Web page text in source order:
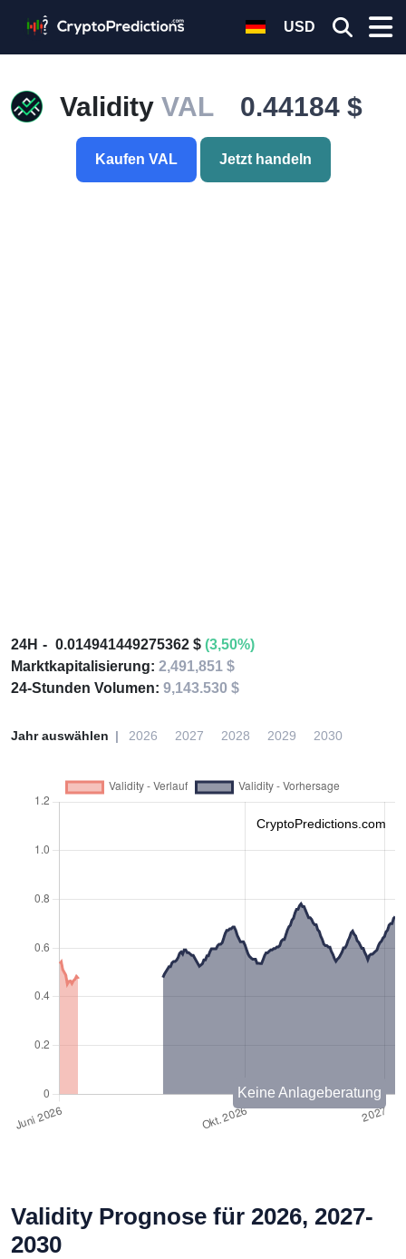
USD
Validity VAL 0.44184 $
Kaufen VAL Jetzt handeln
24H 0.014941449275362 $ (3,50%)
Marktkapitalisierung: 2,491,851 $
24-Stunden Volumen: 9,143.530 $
Jahr auswählen 2026 2027 2028 2029 2030
CryptoPredictions.com
Keine Anlageberatung
Validity Prognose für 2026, 2027-
2030